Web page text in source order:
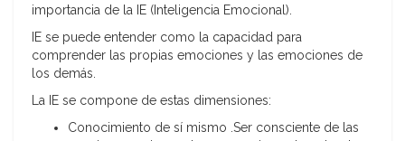
importancia de la IE (Inteligencia Emocional).
IE se puede entender como la capacidad para
comprender las propias emociones y las emociones de
los demás.
La IE se compone de estas dimensiones:
Conocimiento de sí mismo .Ser consciente de las